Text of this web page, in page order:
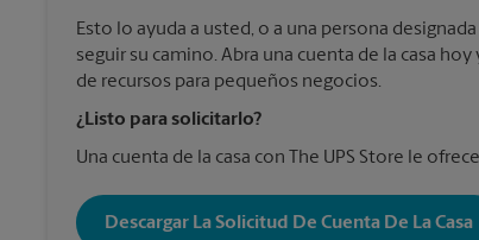
Esto lo ayuda a usted, o a una persona
seguir su camino. Abra una cuenta de la casa
de recursos para pequeños negocios.
¿Listo para solicitarlo?
Una cuenta de la casa con The UPS Store le
Descargar La Solicitud De Cuenta De La Casa